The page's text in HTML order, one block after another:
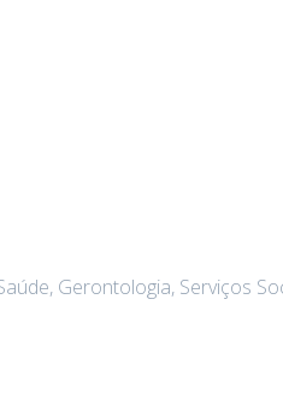
Gerontologia, Serviços